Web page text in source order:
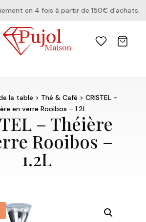
en 4 fois à partir de 150€ d'achats.
la table> Thé & Café> CRISTEL –
en verre Rooibos – 1.2L
– Théière
Rooibos –
1.2L